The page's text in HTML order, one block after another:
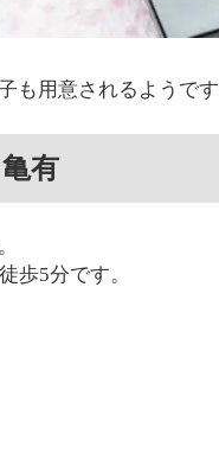
も用意されるようです
有
歩5分です。